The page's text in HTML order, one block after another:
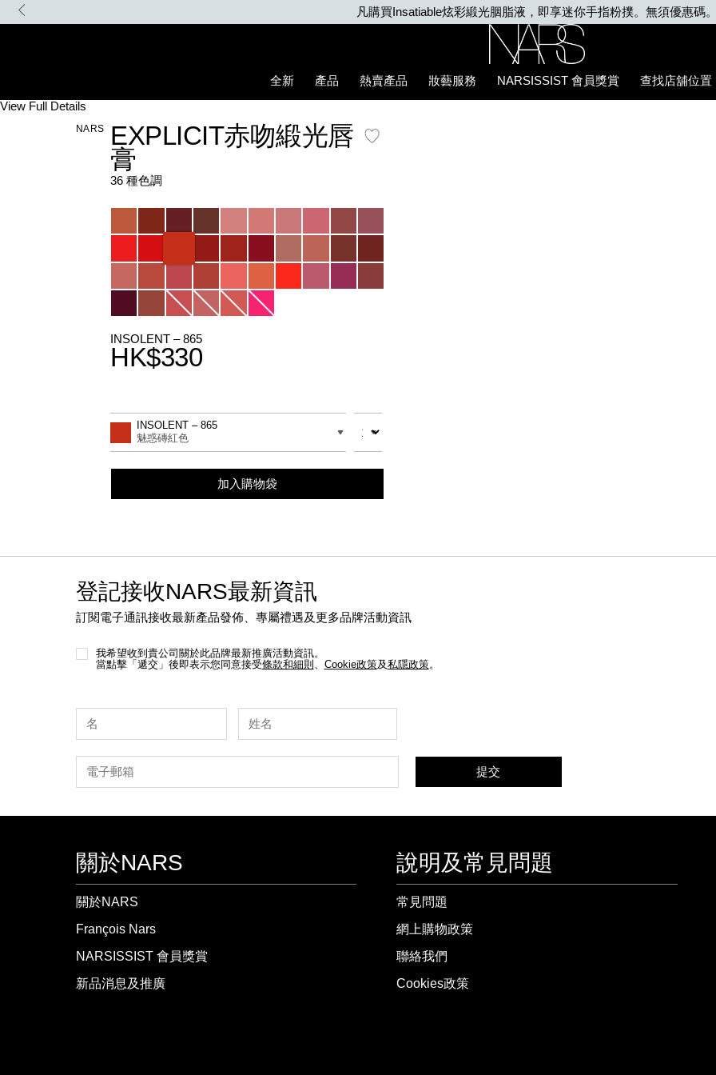
Skip
凡購買Insatiable炫彩緞光胭脂液，即享迷你手指粉撲。無須優惠碼
全新
產品 熱賣產品 妝藝服務 NARSISSIST 會員獎賞 查找店舖位置
NARS
Details
/zh/explicit%E8%B5%A4%E5%90%BB%E7%B7%9E%E5%85%89%E5%94%87%E8%86%8F/194251136974_hk.html
Item
194251136974_hk
View Full Details
EXPLICIT赤吻緞光唇
膏
36 種色調
Variations
INSOLENT – 865
HK$330
to
options
Actions
INSOLENT – 865
魅惑磚紅色
數量
加入購物袋
登記接收NARS最新資訊
訂閱電子通訊接收最新產品發佈、專屬禮遇及更多品牌活動資訊
我希望收到貴公司關於此品牌最新推廣活動資訊。
當點擊「遞交」後即表示您同意接受條款和細則 、 Cookie政策及私隱政策。
提交
關於NARS
關於NARS
François Nars
NARSISSIST 會員獎賞
新品消息及推廣
說明及常見問題
常見問題
網上購物政策
聯絡我們
Cookies政策